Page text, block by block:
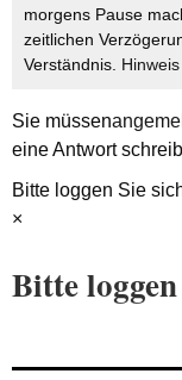
morgens Pause
zeitlichen
Verständnis. Hinweis
Sie müssen
eine Antwort
Bitte loggen Sie
×
Bitte